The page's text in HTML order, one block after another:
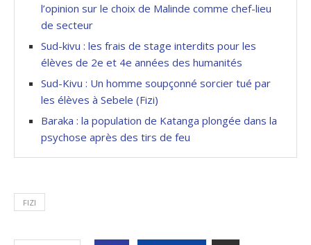
l’opinion sur le choix de Malinde comme chef-lieu
de secteur
Sud-kivu : les frais de stage interdits pour les
élèves de 2e et 4e années des humanités
Sud-Kivu : Un homme soupçonné sorcier tué par
les élèves à Sebele (Fizi)
Baraka : la population de Katanga plongée dans la
psychose après des tirs de feu
FIZI